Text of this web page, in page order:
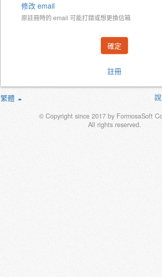
修改 email
原註冊時的 email 可能打錯或想更換信箱
確定
註冊
繁體
© Copyright since 2017 by FormosaSoft
All rights reserved.